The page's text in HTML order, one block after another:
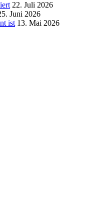
22. Juli 2026
Juni 2026
ist 13. Mai 2026